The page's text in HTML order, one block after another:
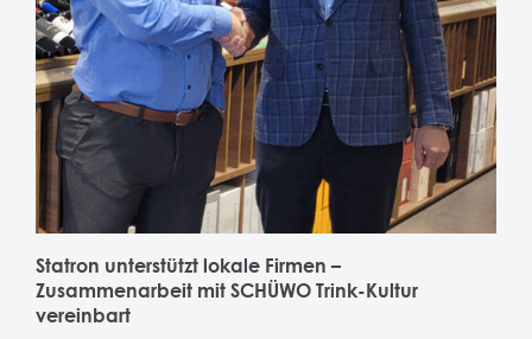
Statron unterstützt lokale Firmen –
Zusammenarbeit mit SCHÜWO Trink-Kultur
vereinbart